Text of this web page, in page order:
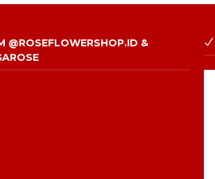
@ROSEFLOWERSHOP.ID &